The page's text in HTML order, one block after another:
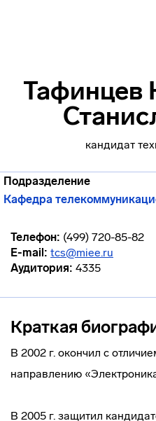
Тафинцев
кандидат
Подразделение
Кафедра
Телефон: (499) 720-85-82
E-mail: tcs@miee.ru
Аудитория: 4335
Краткая
В 2002 г. окончил с
направлению
В 2005 г. защитил